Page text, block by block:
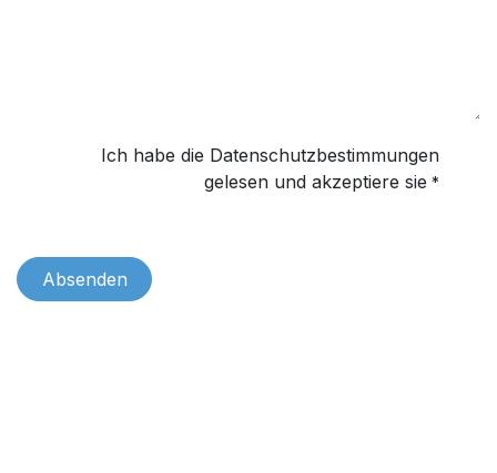
Ich habe die Datenschutzbestimmungen
gelesen und akzeptiere sie *
Absenden